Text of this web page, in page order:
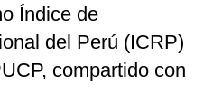
Índice de
del Perú (ICRP)
compartido con